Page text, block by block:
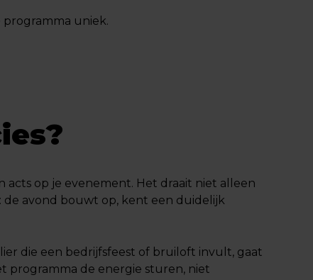
uniek.
acts op je evenement. Het draait niet alleen
de avond bouwt op, kent een duidelijk
die een bedrijfsfeest of bruiloft invult, gaat
programma de energie sturen, niet